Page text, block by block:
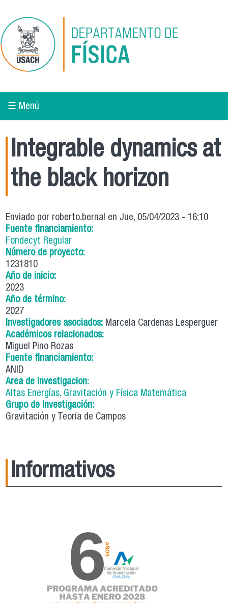
☰ Menú
Integrable dynamics at
the black horizon
Enviado por roberto.bernal en Jue, 05/04/2023 - 16:10
Fuente financiamiento:
Fondecyt Regular
Número de proyecto:
1231810
Año de inicio:
2023
Año de término:
2027
Investigadores asociados: Marcela Cardenas Lesperguer
Académicos relacionados:
Miguel Pino Rozas
Fuente financiamiento:
ANID
Area de Investigacion:
Altas Energías, Gravitación y Física Matemática
Grupo de Investigación:
Gravitación y Teoría de Campos
Informativos